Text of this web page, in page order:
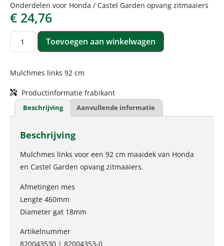
Onderdelen voor Honda / Castel Garden opvang zitmaaiers
€ 24,76
Toevoegen aan winkelwagen
Mulchmes links 92 cm
Productinformatie frabikant
Beschrijving Aanvullende informatie
Beschrijving
Mulchmes links voor een 92 cm maaidek van Honda
en Castel Garden opvang zitmaaiers.
Afmetingen mes
Lengte 460mm
Diameter gat 18mm
Artikelnummer
820043530 | 82004353-0